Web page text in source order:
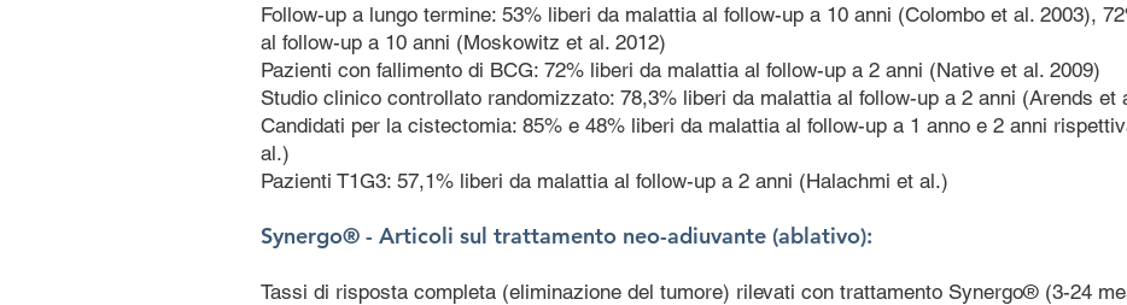
Follow-up a lungo termine: 53% liberi da malattia al follow-up a 10 anni (Colombo et al. 2003),
al follow-up a 10 anni (Moskowitz et al. 2012)
Pazienti con fallimento di BCG: 72% liberi da malattia al follow-up a 2 anni (Native et al. 2009)
Studio clinico controllato randomizzato: 78,3% liberi da malattia al follow-up a 2 anni (Arends et
Candidati per la cistectomia: 85% e 48% liberi da malattia al follow-up a 1 anno e 2 anni
al.)
Pazienti T1G3: 57,1% liberi da malattia al follow-up a 2 anni (Halachmi et al.)
Synergo® - Articoli sul trattamento neo-adiuvante (ablativo):
Tassi di risposta completa (eliminazione del tumore) rilevati con trattamento Synergo® (3-24